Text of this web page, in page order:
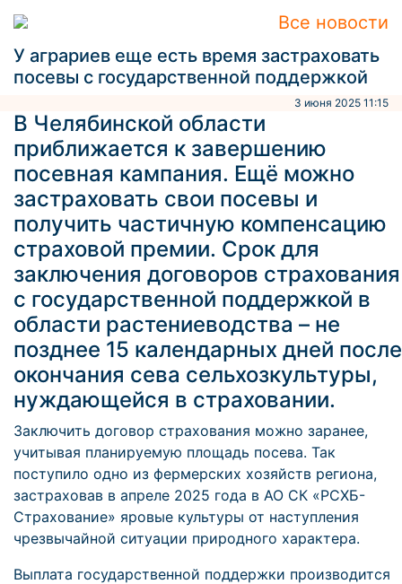
Все новости
У аграриев еще есть время застраховать
посевы с государственной поддержкой
3 июня 2025 11:15
В Челябинской области
приближается к завершению
посевная кампания. Ещё можно
застраховать свои посевы и
получить частичную компенсацию
страховой премии. Срок для
заключения договоров страхования
с государственной поддержкой в
области растениеводства – не
позднее 15 календарных дней после
окончания сева сельхозкультуры,
нуждающейся в страховании.
Заключить договор страхования можно заранее,
учитывая планируемую площадь посева. Так
поступило одно из фермерских хозяйств региона,
застраховав в апреле 2025 года в АО СК «РСХБ-
Страхование» яровые культуры от наступления
чрезвычайной ситуации природного характера.
Выплата государственной поддержки производится